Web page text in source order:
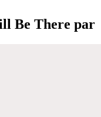
Be There par